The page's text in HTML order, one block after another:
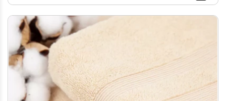
- Особливість наших рушників - це
петля, яка дозволяє ефективно
висушувати і зберігати рушники,
зекономивши простір і забезпечивши
зручний доступ до них.